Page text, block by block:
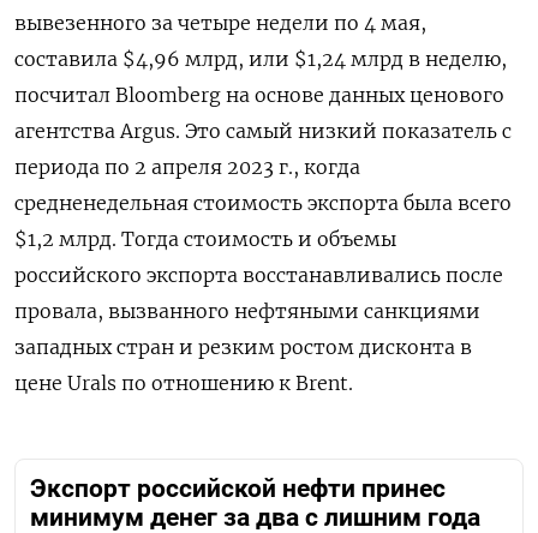
вывезенного за четыре недели по 4 мая,
составила $4,96 млрд, или $1,24 млрд в неделю,
посчитал Bloomberg на основе данных ценового
агентства Argus. Это самый низкий показатель с
периода по 2 апреля 2023 г., когда
средненедельная стоимость экспорта была всего
$1,2 млрд. Тогда стоимость и объемы
российского экспорта восстанавливались после
провала, вызванного нефтяными санкциями
западных стран и резким ростом дисконта в
цене Urals по отношению к Brent.
Экспорт российской нефти принес
минимум денег за два с лишним года